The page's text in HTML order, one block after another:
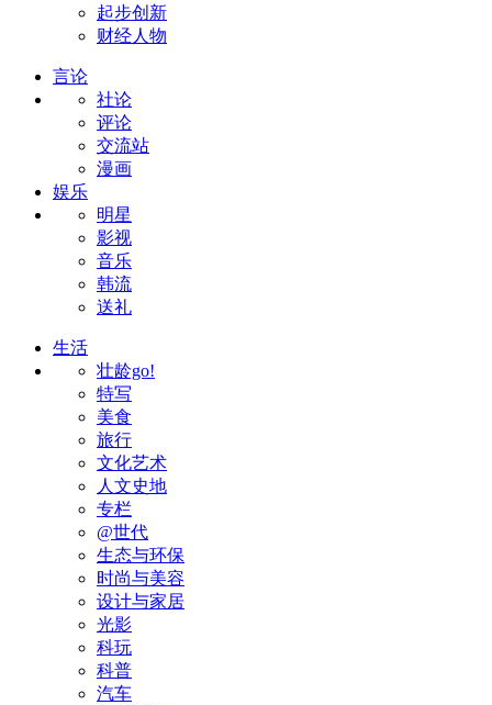
起步创新
财经人物
言论
社论
评论
交流站
漫画
娱乐
明星
影视
音乐
韩流
送礼
生活
壮龄go!
特写
美食
旅行
文化艺术
人文史地
专栏
@世代
生态与环保
时尚与美容
设计与家居
光影
科玩
科普
汽车